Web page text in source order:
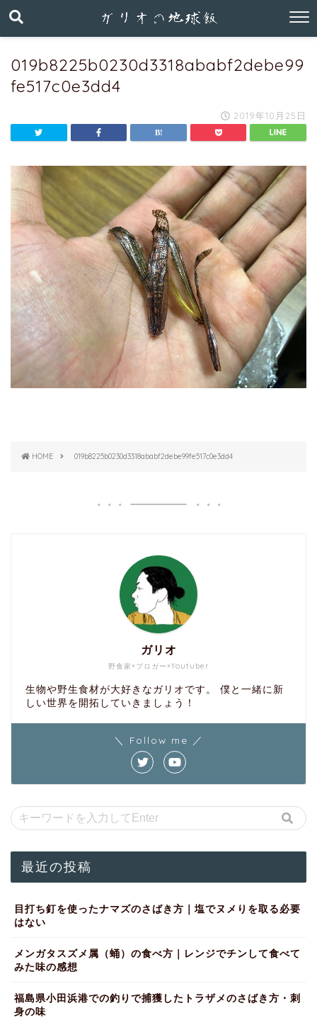
019b8225b0230d3318ababf2debe99
fe517c0e3dd4
2019年10月25日
HOME 019b8225b0230d3318ababf2debe99fe517c0e3dd4
野食家×ブロガー×Youtuber
ガリオ
生物や野生食材が大好きなガリオです。 僕と一緒に新
しい世界を開拓していきましょう！
＼ Follow me ／
最近の投稿
目打ち釘を使ったナマズのさばき方｜塩でヌメりを取る必要
はない
メンガタスズメ属（蛹）の食べ方｜レンジでチンして食べて
みた味の感想
福島県小田浜港での釣りで捕獲したトラザメのさばき方・刺
身の味